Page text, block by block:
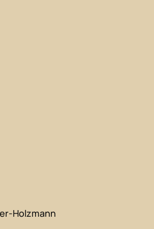
Holzmann